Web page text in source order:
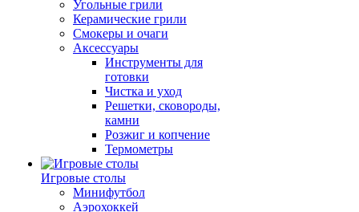
Угольные грили
Керамические грили
Смокеры и очаги
Аксессуары
Инструменты для
готовки
Чистка и уход
Решетки, сковороды,
камни
Розжиг и копчение
Термометры
Игровые столы
Минифутбол
Аэрохоккей